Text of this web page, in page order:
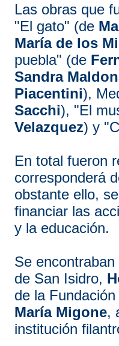
Las obras que
"El gato" (de
María de los
puebla" (de
Sandra
Piacentini),
Sacchi), "El
Velazquez) y
En total fueron
corresponderá
obstante ello,
financiar las
y la educación.
Se
de San Isidro,
de la
María Migone,
institución